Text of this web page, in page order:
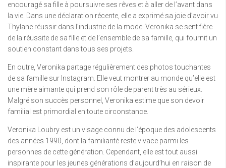
encouragé sa fille à poursuivre ses rêves et à aller de l’avant dans
la vie. Dans une déclaration récente, elle a exprimé sa joie d’avoir vu
Thylane réussir dans l’industrie de la mode. Veronika se sent fière
de la réussite de sa fille et de l’ensemble de sa famille, qui fournit un
soutien constant dans tous ses projets.
En outre, Veronika partage régulièrement des photos touchantes
de sa famille sur Instagram. Elle veut montrer au monde qu’elle est
une mère aimante qui prend son rôle de parent très au sérieux.
Malgré son succès personnel, Veronika estime que son devoir
familial est primordial en toute circonstance.
Veronika Loubry est un visage connu de l’époque des adolescents
des années 1990, dont la familiarité reste vivace parmi les
personnes de cette génération. Cependant, elle est tout aussi
inspirante pour les jeunes générations d’aujourd’hui en raison de